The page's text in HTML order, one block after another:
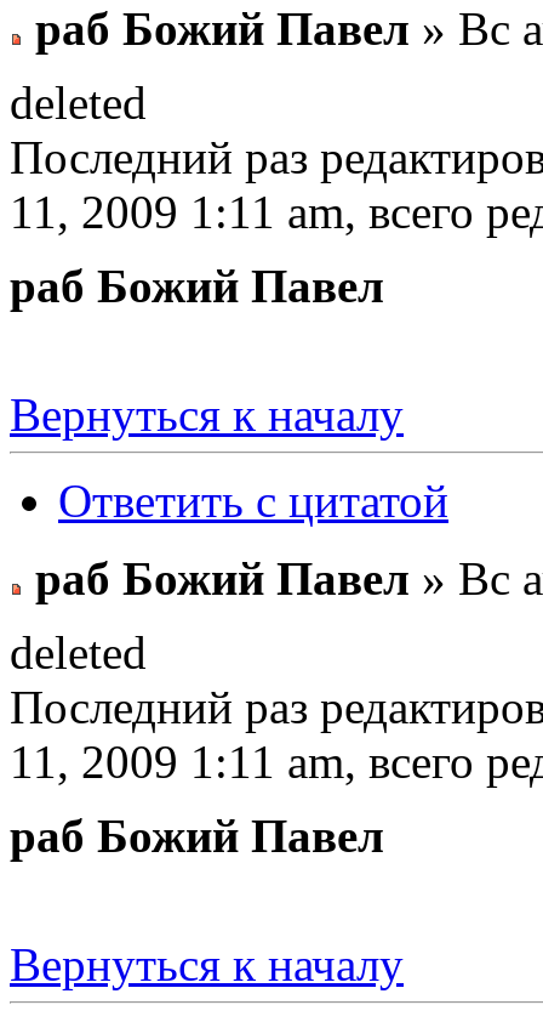
раб Божий Павел » Вс
deleted
Последний раз
11, 2009 1:11 am, всего
раб Божий Павел
Вернуться к началу
Ответить с цитатой
раб Божий Павел » Вс
deleted
Последний раз
11, 2009 1:11 am, всего
раб Божий Павел
Вернуться к началу